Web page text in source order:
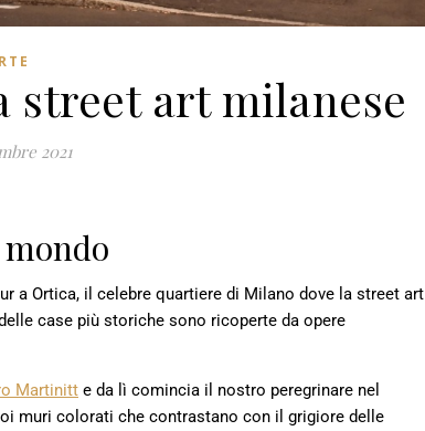
street art milanese
2021
a Ortica, il celebre quartiere di Milano dove la street art
case più storiche sono ricoperte da opere
Martinitt e da lì comincia il nostro peregrinare nel
muri colorati che contrastano con il grigiore delle